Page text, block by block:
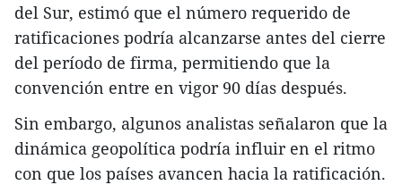
del Sur, estimó que el número requerido de
ratificaciones podría alcanzarse antes del cierre
del período de firma, permitiendo que la
convención entre en vigor 90 días después.
Sin embargo, algunos analistas señalaron que la
dinámica geopolítica podría influir en el ritmo
con que los países avancen hacia la ratificación.